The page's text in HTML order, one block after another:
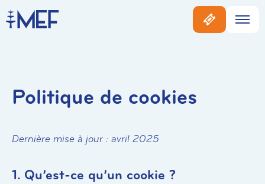
Politique de cookies
Dernière mise à jour : avril 2025
1. Qu’est-ce qu’un cookie ?